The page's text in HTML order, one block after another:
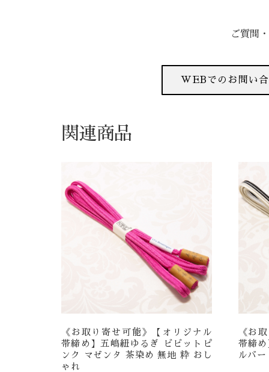
ご質問
WEBでのお問い
関連商品
《お取り寄せ可能》【オリジナル
帯締め】五嶋紐ゆるぎ ビビットピ
ンク マゼンタ 茶染め 無地 粋 おし
ゃれ
《お
帯締
ルバ